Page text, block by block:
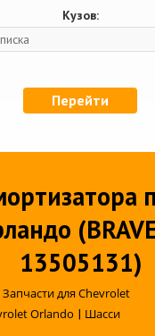
Кузов:
Перейти
13505131)
Запчасти для Chevrolet
Orlando | Шасси